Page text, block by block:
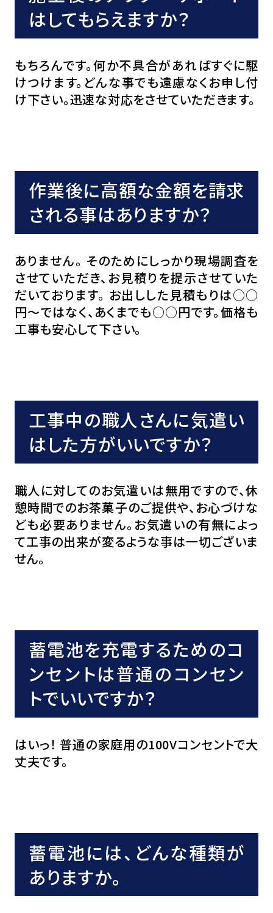
はしてもらえますか？
もちろんです。何か不具合があればすぐに駆
けつけます。どんな事でも遠慮なくお申し付
け下さい。迅速な対応をさせていただきます。
作業後に高額な金額を請求
される事はありますか？
ありません。 そのためにしっかり現場調査を
させていただき、お見積りを提示させていた
だいております。 お出しした見積もりは○○
円～ではなく、あくまでも○○円です。価格も
工事も安心して下さい。
工事中の職人さんに気遣い
はした方がいいですか？
職人に対してのお気遣いは無用ですので、休
憩時間でのお茶菓子のご提供や、お心づけな
ども必要ありません。お気遣いの有無によっ
て工事の出来が変るような事は一切ございま
せん。
蓄電池を充電するためのコ
ンセントは普通のコンセン
トでいいですか？
はいっ！ 普通の家庭用の100Vコンセントで大
丈夫です。
蓄電池には、どんな種類が
ありますか。